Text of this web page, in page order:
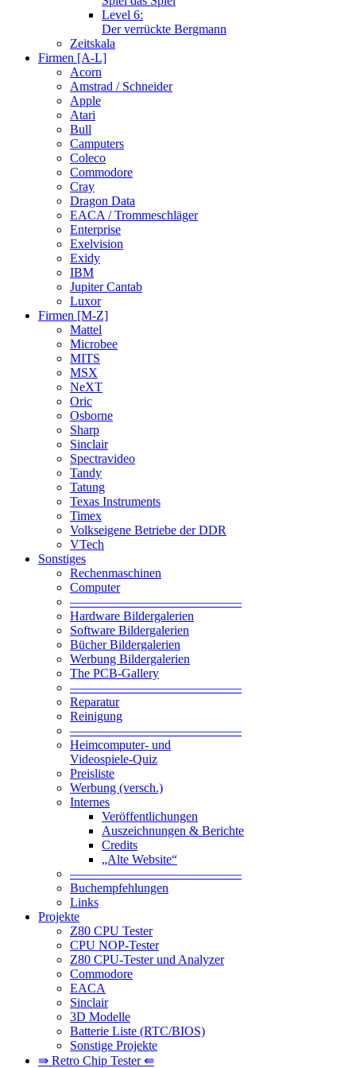
Level 6:
Der verrückte Bergmann
Zeitskala
Firmen [A-L]
Acorn
Amstrad / Schneider
Apple
Atari
Bull
Camputers
Coleco
Commodore
Cray
Dragon Data
EACA / Trommeschläger
Enterprise
Exelvision
Exidy
IBM
Jupiter Cantab
Luxor
Firmen [M-Z]
Mattel
Microbee
MITS
MSX
NeXT
Oric
Osborne
Sharp
Sinclair
Spectravideo
Tandy
Tatung
Texas Instruments
Timex
Volkseigene Betriebe der DDR
VTech
Sonstiges
Rechenmaschinen
Computer
—————————————–
Hardware Bildergalerien
Software Bildergalerien
Bücher Bildergalerien
Werbung Bildergalerien
The PCB-Gallery
—————————————–
Reparatur
Reinigung
—————————————–
Heimcomputer- und
Videospiele-Quiz
Preisliste
Werbung (versch.)
Internes
Veröffentlichungen
Auszeichnungen & Berichte
Credits
„Alte Website“
—————————————–
Buchempfehlungen
Links
Projekte
Z80 CPU Tester
CPU NOP-Tester
Z80 CPU-Tester und Analyzer
Commodore
EACA
Sinclair
3D Modelle
Batterie Liste (RTC/BIOS)
Sonstige Projekte
⇛ Retro Chip Tester ⇚